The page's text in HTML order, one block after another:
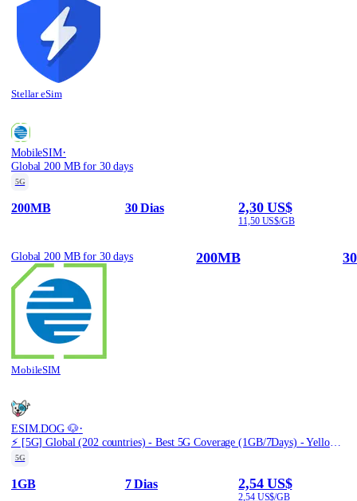
Stellar eSim
MobileSIM·
Global 200 MB for 30 days
5G
200MB 30 Dias 2,30 US$
11,50 US$/GB
Global 200 MB for 30 days
MobileSIM
200MB
ESIM.DOG 🐶·
⚡️ [5G] Global (202 countries) - Best 5G Coverage (1GB/7Days) - Yellow route
5G
1GB 7 Dias 2,54 US$
2,54 US$/GB